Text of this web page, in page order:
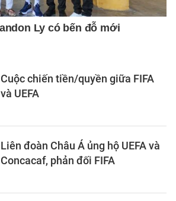
Cuộc chiến tiền/quyền giữa FIFA
và UEFA
Liên đoàn Châu Á ủng hộ UEFA và
Concacaf, phản đối FIFA